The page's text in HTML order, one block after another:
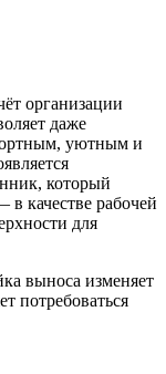
организации
даже
уютным и
который
качестве рабочей
для
выноса изменяет
потребоваться